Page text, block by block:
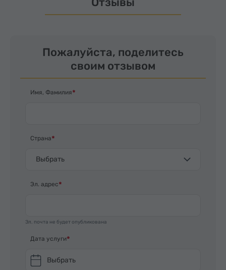
Пожалуйста, поделитесь
своим отзывом
Имя, Фамилия
Страна
Выбрать
Эл. адрес
Эл. почта не будет опубликована
Дата услуги
Выбрать